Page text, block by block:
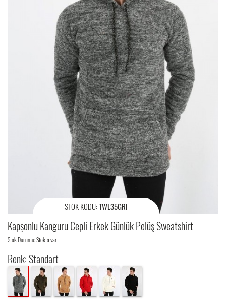
STOK KODU:TWL35GRI
Kapşonlu Kanguru Cepli Erkek Günlük Pelüş Sweatshirt
Stok Durumu: Stokta var
Renk: Standart